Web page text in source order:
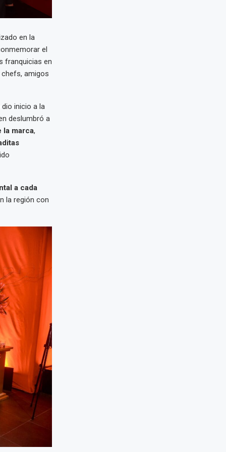
en la
el
franquicias en
amigos
dio inicio a la
deslumbró a
la marca,
a cada
la región con